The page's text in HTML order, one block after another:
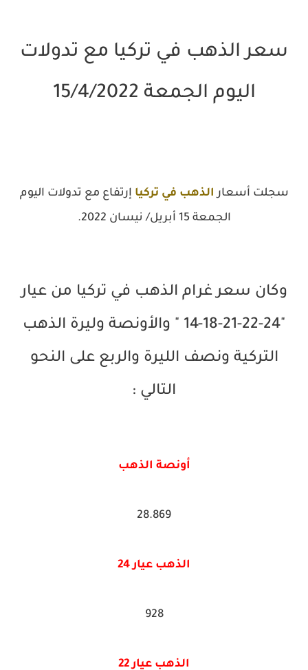
سعر الذهب في تركيا مع تدولات
اليوم الجمعة 15/4/2022
سجلت أسعار الذهب في تركيا إرتفاع مع تدولات اليوم
الجمعة 15 أبريل/ نيسان 2022.
وكان سعر غرام الذهب في تركيا من عيار
"24-22-21-18-14 " والأونصة وليرة الذهب
التركية ونصف الليرة والربع على النحو
التالي :
أونصة الذهب
28.869
الذهب عيار 24
928
الذهب عيار 22